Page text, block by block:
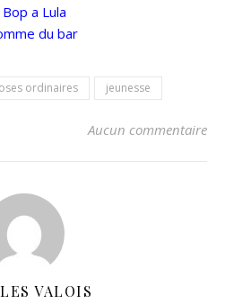
a Lula
du bar
ordinaires jeunesse
Aucun commentaire
VALOIS